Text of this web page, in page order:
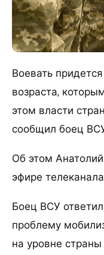
Воевать
возраста,
этом власти
сообщил боец
Об этом
эфире
Боец ВСУ
проблему
на уровне